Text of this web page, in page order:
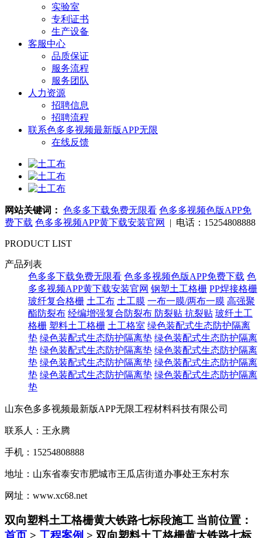
实验室
专利证书
生产设备
客服中心
品质保证
服务流程
服务团队
人力资源
招聘信息
招聘流程
联系色多多视频最新版APP无限
在线反馈
网站关键词： 色多多下载免费无限看 色多多视频色版APP免
费下载 色多多视频APP黄下载安装官网 | 电话：15254808888
PRODUCT LIST
产品列表
色多多下载免费无限看 色多多视频色版APP免费下载 色
多多视频APP黄下载安装官网 钢塑土工格栅 PP焊接格栅
玻纤复合格栅 土工布 土工膜 一布一膜/两布一膜 高强聚
酯防裂布 经编增强复合防裂布 防裂贴 抗裂贴 玻纤土工
格栅 塑料土工格栅 土工格室 绿色装配式生态防护隔离
垫 绿色装配式生态防护隔离垫 绿色装配式生态防护隔离
垫 绿色装配式生态防护隔离垫 绿色装配式生态防护隔离
垫 绿色装配式生态防护隔离垫 绿色装配式生态防护隔离
垫 绿色装配式生态防护隔离垫 绿色装配式生态防护隔离
垫
山东色多多视频最新版APP无限工程材料科技有限公司
联系人：王永腾
手机：15254808888
地址：山东省泰安市肥城市王瓜店街道办事处王东村东
网址：www.xc68.net
双向塑料土工格栅黄大铁路七标段施工 当前位置：